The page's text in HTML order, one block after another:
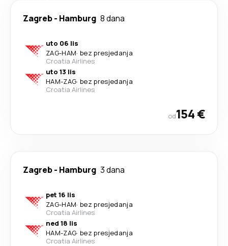
Zagreb- Hamburg 8 dana
uto 06 lis
ZAG-HAM· bez presjedanja
Croatia Airlines
uto 13 lis
HAM-ZAG· bez presjedanja
Croatia Airlines
od154 €
Zagreb- Hamburg 3 dana
pet 16 lis
ZAG-HAM· bez presjedanja
Croatia Airlines
ned 18 lis
HAM-ZAG· bez presjedanja
Croatia Airlines